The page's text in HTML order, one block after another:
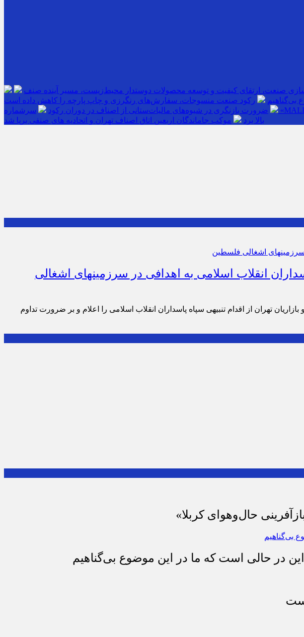
صنعت، ارتقای کیفیت و توسعه محصولات دوستدار محیط‌زیست، مسیر آینده صنف
بی‌گناهیم
رکود صنعت منسوجات، سفارش‌های رنگرزی و چاپ پارچه را کاهش داده است
ضرورت بازنگری در شیوه‌های مالیات‌ستانی از اصناف در دوران رکود
بالا برد
موکب جاماندگان اربعین اتاق اصناف تهران و اتحادیه های صنفی برپا شد
انقلاب اسلامی به اهدافی در سرزمینهای اشغالی
تهران از اقدام تنبیهی سپاه پاسداران انقلاب اسلامی را اعلام و بر ضرورت تداوم
حال‌وهوای کربلا»
در حالی است که ما در این موضوع بی‌گناهیم